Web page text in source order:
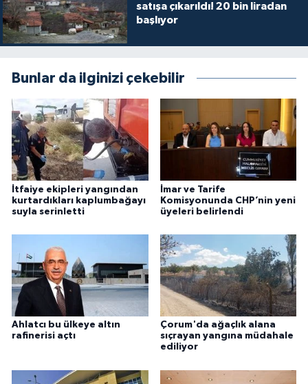
satışa çıkarıldı! 20 bin liradan
başlıyor
Bunlar da ilginizi çekebilir
İtfaiye ekipleri yangından
kurtardıkları kaplumbağayı
suyla serinletti
İmar ve Tarife
Komisyonunda CHP’nin yeni
üyeleri belirlendi
Ahlatcı bu ülkeye altın
rafinerisi açtı
Çorum'da ağaçlık alana
sıçrayan yangına müdahale
ediliyor